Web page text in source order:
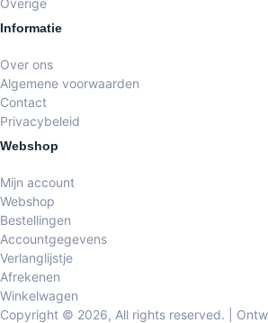
Informatie
Over ons
Algemene voorwaarden
Contact
Privacybeleid
Webshop
Mijn account
Webshop
Bestellingen
Accountgegevens
Verlanglijstje
Afrekenen
Winkelwagen
Copyright © 2026, All rights reserved. |